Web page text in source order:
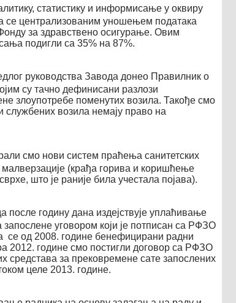
статистику и информисање у оквиру
се централизованим уношењем података
за здравствено осигурање. Овим
подигли са 35% на 87%.
руководства Завода донео Правилник о
су тачно дефинисани разлози
злоупотребе поменутих возила. Такође смо
службених возила немају право на
смо нови систем праћења санитетских
(крађа горива и коришћење
што је раније била учестала појава).
после годину дана издејствује уплаћивање
уговором који је потписан са РФЗО
се од 2008. године бенефицирани радни
2012. године смо постигли договор са РФЗО
средстава за прековремене сате запослених
целе 2013. године.